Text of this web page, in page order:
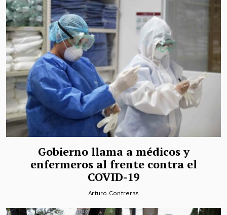
Gobierno llama a médicos y
enfermeros al frente contra el
COVID-19
Arturo Contreras